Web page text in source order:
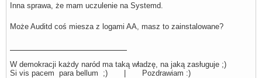
Inna sprawa, że mam uczulenie na Systemd.
Może Auditd coś miesza z logami AA, masz to zainstalowane?
W demokracji każdy naród ma taką władzę, na jaką zasługuje ;)
Si vis pacem para bellum ;) | Pozdrawiam :)